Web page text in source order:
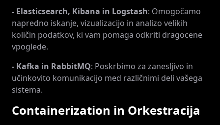
- Elasticsearch, Kibana in Logstash: Omogočamo
napredno iskanje, vizualizacijo in analizo velikih
količin podatkov, ki vam pomaga odkriti dragocene
vpoglede.
- Kafka in RabbitMQ: Poskrbimo za zanesljivo in
učinkovito komunikacijo med različnimi deli vašega
sistema.
Containerization in Orkestracija